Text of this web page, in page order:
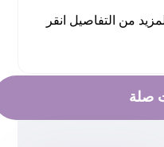
من التفاصيل انقر
صلة